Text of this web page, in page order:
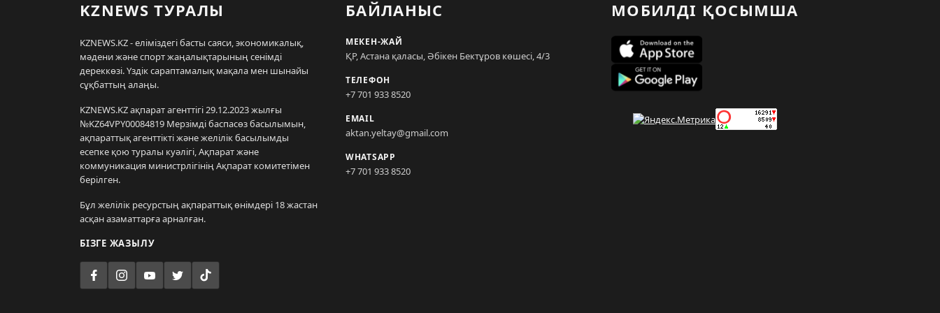
KZNEWS ТУРАЛЫ
KZNEWS.KZ - еліміздегі басты саяси, экономикалық,
мәдени және спорт жаңалықтарының сенімді
дереккөзі. Үздік сараптамалық мақала мен шынайы
сұқбаттың алаңы.
KZNEWS.KZ ақпарат агенттігі 29.12.2023 жылғы
№KZ64VPY00084819 Мерзімді баспасөз басылымын,
ақпараттық агенттікті және желілік басылымды
есепке қою туралы куәлігі, Ақпарат және
коммуникация министрлігінің Ақпарат комитетімен
берілген.
Бұл желілік ресурстың ақпараттық өнімдері 18 жастан
асқан азаматтарға арналған.
БІЗГЕ ЖАЗЫЛУ
БАЙЛАНЫС
МЕКЕН-ЖАЙ
ҚР, Астана қаласы, Әбікен Бектұров көшесі, 4/3
ТЕЛЕФОН
+7 701 933 8520
EMAIL
aktan.yeltay@gmail.com
WHATSAPP
+7 701 933 8520
МОБИЛДІ ҚОСЫМША